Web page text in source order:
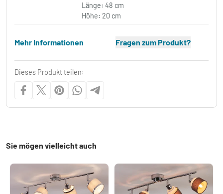
Länge: 48 cm
Höhe: 20 cm
Mehr Informationen Fragen zum Produkt?
Dieses Produkt teilen:
Sie mögen vielleicht auch